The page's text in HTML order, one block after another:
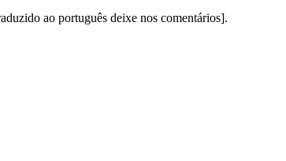
ao português deixe nos comentários].